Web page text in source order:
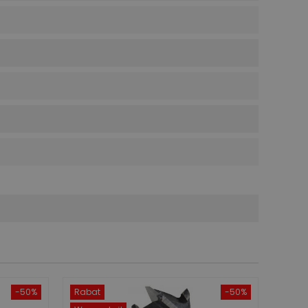
-50% -50%
Rabat